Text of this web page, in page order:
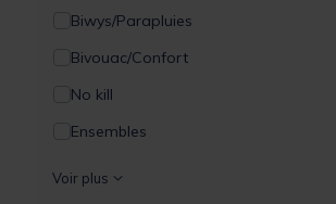
Biwys/Parapluies
Bivouac/Confort
No kill
Ensembles
Packs
Voir plus